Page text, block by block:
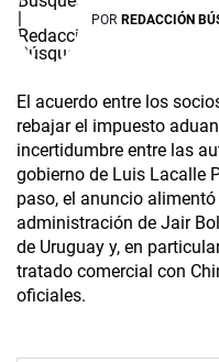
POR REDACCIÓN
El acuerdo entre los
rebajar el impuesto
incertidumbre entre las
gobierno de Luis Lacalle
paso, el anuncio
administración de Jair
de Uruguay y, en
tratado comercial con
oficiales.